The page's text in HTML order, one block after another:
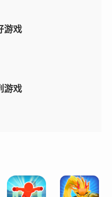
游戏
游戏